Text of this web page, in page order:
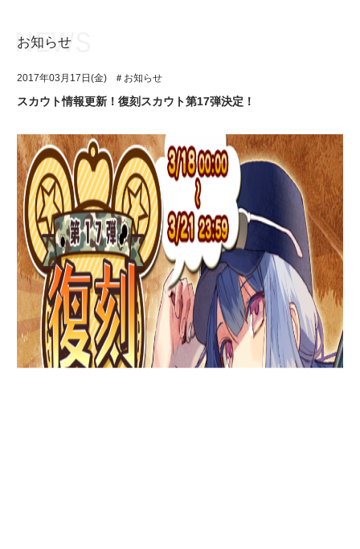
アプリゲーム
イベント・キャンペーン
ミュージック
グッズ・本
ギャラリー
ユニット&キャラクター
アプリゲーム
イベント・キャンペーン
ミュージック
グッズ・本
ギャラリー
お知らせ
2017年03月17日(金) ＃お知らせ
スカウト情報更新！復刻スカウト第17弾決定！